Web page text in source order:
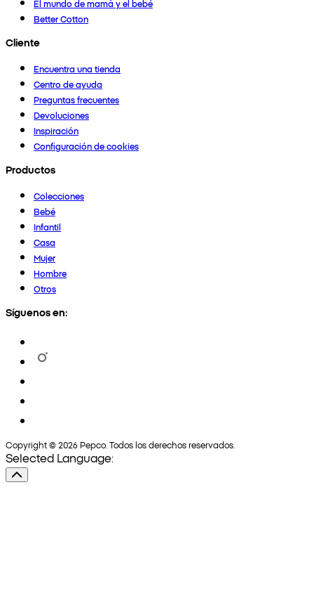
El mundo de mamá y el bebé
Better Cotton
Cliente
Encuentra una tienda
Centro de ayuda
Preguntas frecuentes
Devoluciones
Inspiración
Configuración de cookies
Productos
Colecciones
Bebé
Infantil
Casa
Mujer
Hombre
Otros
Síguenos en:
Copyright © 2026 Pepco. Todos los derechos reservados.
Selected Language: